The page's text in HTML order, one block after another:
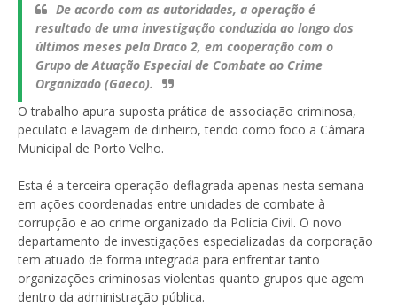
De acordo com as autoridades, a operação é
resultado de uma investigação conduzida ao longo dos
últimos meses pela Draco 2, em cooperação com o
Grupo de Atuação Especial de Combate ao Crime
Organizado (Gaeco).
O trabalho apura suposta prática de associação criminosa,
peculato e lavagem de dinheiro, tendo como foco a Câmara
Municipal de Porto Velho.
Esta é a terceira operação deflagrada apenas nesta semana
em ações coordenadas entre unidades de combate à
corrupção e ao crime organizado da Polícia Civil. O novo
departamento de investigações especializadas da corporação
tem atuado de forma integrada para enfrentar tanto
organizações criminosas violentas quanto grupos que agem
dentro da administração pública.